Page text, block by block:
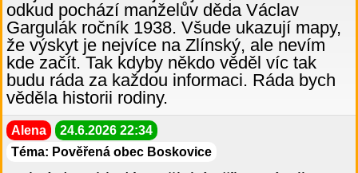
odkud pochází manželův děda Václav
Gargulák ročník 1938. Všude ukazují mapy,
že výskyt je nejvíce na Zlínský, ale nevím
kde začít. Tak kdyby někdo věděl víc tak
budu ráda za každou informaci. Ráda bych
věděla historii rodiny.
Alena
24.6.2026 22:34
Téma: Pověřená obec Boskovice